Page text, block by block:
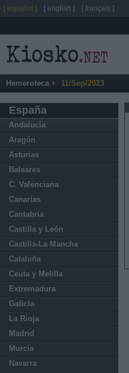
Hemeroteca 11/Sep/2023
España
Andalucía
Aragón
Asturias
Baleares
C. Valenciana
Canarias
Cantabria
Castilla y León
Castilla-La Mancha
Cataluña
Ceuta y Melilla
Extremadura
Galicia
La Rioja
Madrid
Murcia
Navarra
[ español ] [ english ] [ français ]